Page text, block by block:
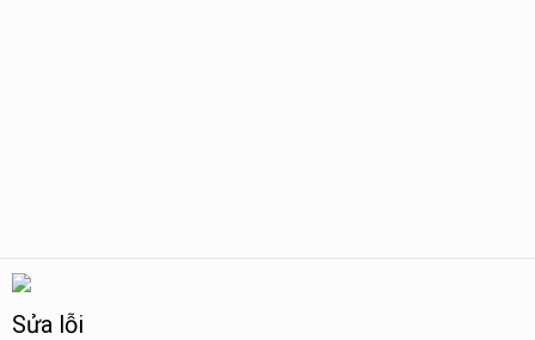
Sửa lỗi